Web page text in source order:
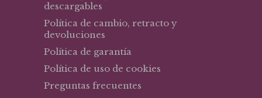
descargables
Política de cambio, retracto y
devoluciones
Política de garantía
Política de uso de cookies
Preguntas frecuentes